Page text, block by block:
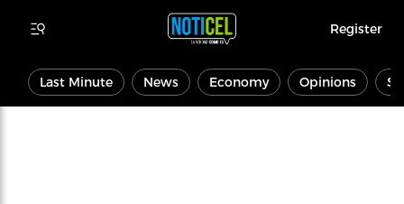
Register
Last Minute News Economy Opinions